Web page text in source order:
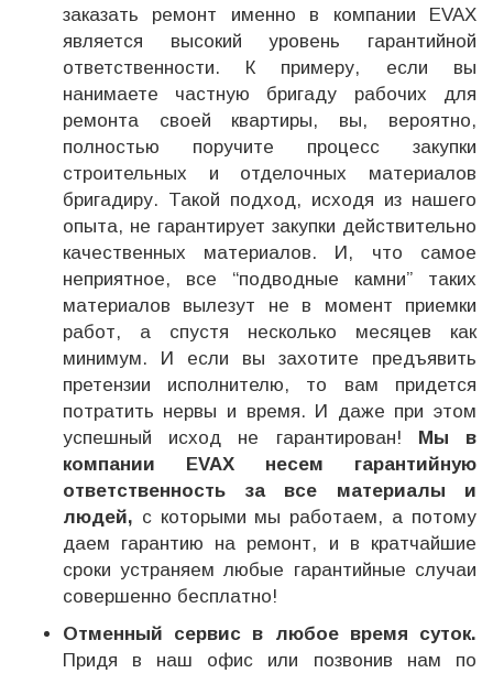
заказать ремонт именно в компании EVAX
является высокий уровень гарантийной
ответственности. К примеру, если вы
нанимаете частную бригаду рабочих для
ремонта своей квартиры, вы, вероятно,
полностью поручите процесс закупки
строительных и отделочных материалов
бригадиру. Такой подход, исходя из нашего
опыта, не гарантирует закупки действительно
качественных материалов. И, что самое
неприятное, все “подводные камни” таких
материалов вылезут не в момент приемки
работ, а спустя несколько месяцев как
минимум. И если вы захотите предъявить
претензии исполнителю, то вам придется
потратить нервы и время. И даже при этом
успешный исход не гарантирован! Мы в
компании EVAX несем гарантийную
ответственность за все материалы и
людей, с которыми мы работаем, а потому
даем гарантию на ремонт, и в кратчайшие
сроки устраняем любые гарантийные случаи
совершенно бесплатно!
Отменный сервис в любое время суток.
Придя в наш офис или позвонив нам по